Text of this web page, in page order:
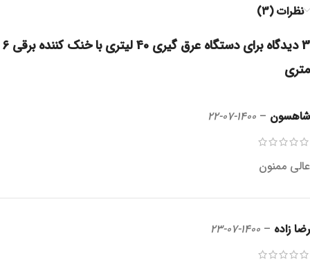
نظرات (3)
3 دیدگاه برای
دستگاه عرق گیری 40 لیتری با خنک کننده برقی 6
متری
شاهسون –
1400-07-22
عالی ممنون
رضا زاده –
1400-07-23